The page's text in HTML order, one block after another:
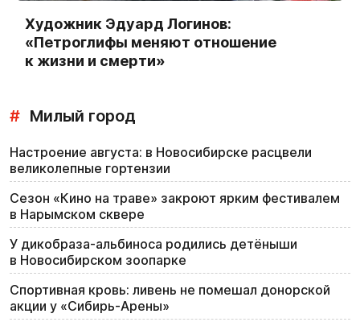
Художник Эдуард Логинов:
«Петроглифы меняют отношение
к жизни и смерти»
# Милый город
Настроение августа: в Новосибирске расцвели
великолепные гортензии
Сезон «Кино на траве» закроют ярким фестивалем
в Нарымском сквере
У дикобраза-альбиноса родились детёныши
в Новосибирском зоопарке
Спортивная кровь: ливень не помешал донорской
акции у «Сибирь-Арены»